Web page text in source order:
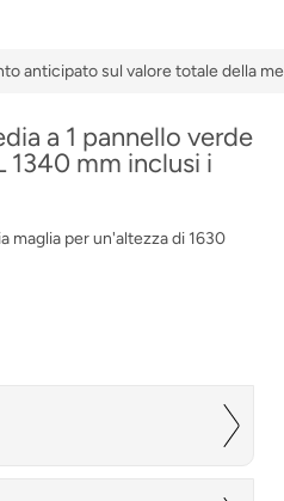
anticipato sul valore totale della
a 1 pannello verde
1340 mm inclusi i
maglia per un'altezza di 1630